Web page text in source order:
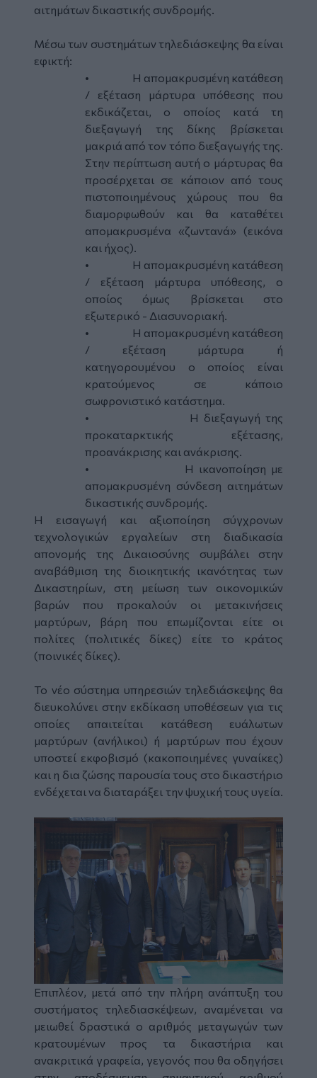
αιτημάτων δικαστικής συνδρομής.
Μέσω των συστημάτων τηλεδιάσκεψης θα είναι
εφικτή:
•
Η απομακρυσμένη κατάθεση
/ εξέταση μάρτυρα υπόθεσης που
εκδικάζεται, ο οποίος κατά τη
διεξαγωγή της δίκης βρίσκεται
μακριά από τον τόπο διεξαγωγής της.
Στην περίπτωση αυτή ο μάρτυρας θα
προσέρχεται σε κάποιον από τους
πιστοποιημένους χώρους που θα
διαμορφωθούν και θα καταθέτει
απομακρυσμένα «ζωντανά» (εικόνα
και ήχος).
•
Η απομακρυσμένη κατάθεση
/ εξέταση μάρτυρα υπόθεσης, ο
οποίος όμως βρίσκεται στο
εξωτερικό - Διασυνοριακή.
•
Η απομακρυσμένη κατάθεση
/ εξέταση μάρτυρα ή
κατηγορουμένου ο οποίος είναι
κρατούμενος σε κάποιο
σωφρονιστικό κατάστημα.
•
Η διεξαγωγή της
προκαταρκτικής εξέτασης,
προανάκρισης και ανάκρισης.
• Η ικανοποίηση με
απομακρυσμένη σύνδεση αιτημάτων
δικαστικής συνδρομής.
Η εισαγωγή και αξιοποίηση σύγχρονων
τεχνολογικών εργαλείων στη διαδικασία
απονομής της Δικαιοσύνης συμβάλει στην
αναβάθμιση της διοικητικής ικανότητας των
Δικαστηρίων, στη μείωση των οικονομικών
βαρών που προκαλούν οι μετακινήσεις
μαρτύρων, βάρη που επωμίζονται είτε οι
πολίτες (πολιτικές δίκες) είτε το κράτος
(ποινικές δίκες).
Το νέο σύστημα υπηρεσιών τηλεδιάσκεψης θα
διευκολύνει στην εκδίκαση υποθέσεων για τις
οποίες απαιτείται κατάθεση ευάλωτων
μαρτύρων (ανήλικοι) ή μαρτύρων που έχουν
υποστεί εκφοβισμό (κακοποιημένες γυναίκες)
και η δια ζώσης παρουσία τους στο δικαστήριο
ενδέχεται να διαταράξει την ψυχική τους υγεία.
Επιπλέον, μετά από την πλήρη ανάπτυξη του
συστήματος τηλεδιασκέψεων, αναμένεται να
μειωθεί δραστικά ο αριθμός μεταγωγών των
κρατουμένων προς τα δικαστήρια και
ανακριτικά γραφεία, γεγονός που θα οδηγήσει